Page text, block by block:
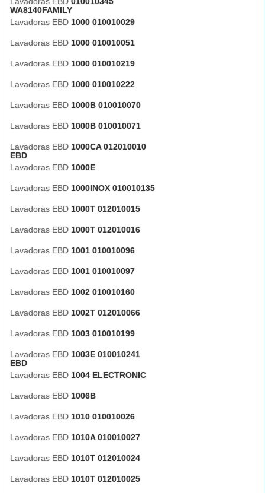
WA8140FAMILY
Lavadoras EBD 1000 010010029
Lavadoras EBD 1000 010010051
Lavadoras EBD 1000 010010219
Lavadoras EBD 1000 010010222
Lavadoras EBD 1000B 010010070
Lavadoras EBD 1000B 010010071
Lavadoras EBD 1000CA 012010010
EBD
Lavadoras EBD 1000E
Lavadoras EBD 1000INOX 010010135
Lavadoras EBD 1000T 012010015
Lavadoras EBD 1000T 012010016
Lavadoras EBD 1001 010010096
Lavadoras EBD 1001 010010097
Lavadoras EBD 1002 010010160
Lavadoras EBD 1002T 012010066
Lavadoras EBD 1003 010010199
Lavadoras EBD 1003E 010010241
EBD
Lavadoras EBD 1004 ELECTRONIC
Lavadoras EBD 1006B
Lavadoras EBD 1010 010010026
Lavadoras EBD 1010A 010010027
Lavadoras EBD 1010T 012010024
Lavadoras EBD 1010T 012010025